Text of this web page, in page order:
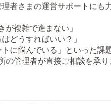
者さまの運営サポートにも
が複雑で進まない」
どうすればいい？」
に悩んでいる」といった課
管理者が直接ご相談を承り